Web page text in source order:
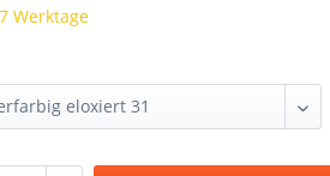
Werktage